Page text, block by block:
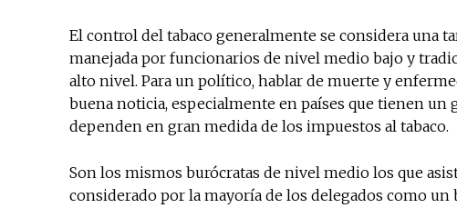
El control del tabaco generalmente se considera una
manejada por funcionarios de nivel medio bajo y
alto nivel. Para un político, hablar de muerte y
buena noticia, especialmente en países que tienen
dependen en gran medida de los impuestos al tabaco.
Son los mismos burócratas de nivel medio los que
considerado por la mayoría de los delegados como